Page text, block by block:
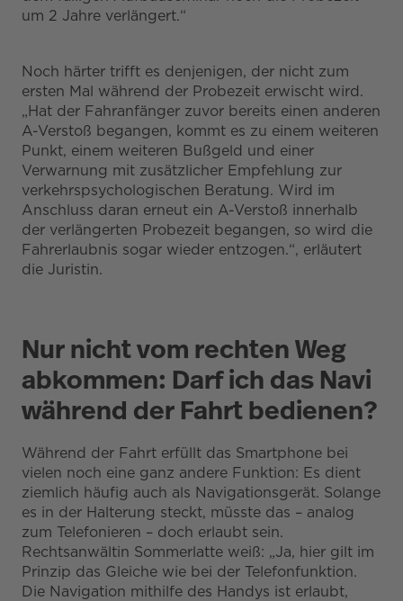
um 2 Jahre verlängert.“
Noch härter trifft es denjenigen, der nicht zum
ersten Mal während der Probezeit erwischt wird.
„Hat der Fahranfänger zuvor bereits einen anderen
A-Verstoß begangen, kommt es zu einem weiteren
Punkt, einem weiteren Bußgeld und einer
Verwarnung mit zusätzlicher Empfehlung zur
verkehrspsychologischen Beratung. Wird im
Anschluss daran erneut ein A-Verstoß innerhalb
der verlängerten Probezeit begangen, so wird die
Fahrerlaubnis sogar wieder entzogen.“, erläutert
die Juristin.
Nur nicht vom rechten Weg
abkommen: Darf ich das Navi
während der Fahrt bedienen?
Während der Fahrt erfüllt das Smartphone bei
vielen noch eine ganz andere Funktion: Es dient
ziemlich häufig auch als Navigationsgerät. Solange
es in der Halterung steckt, müsste das – analog
zum Telefonieren – doch erlaubt sein.
Rechtsanwältin Sommerlatte weiß: „Ja, hier gilt im
Prinzip das Gleiche wie bei der Telefonfunktion.
Die Navigation mithilfe des Handys ist erlaubt,